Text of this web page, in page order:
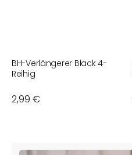
BH-Verlängerer Black 4-
Reihig
Normaler
2,99 €